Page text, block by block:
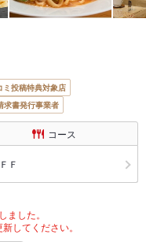
ミ投稿特典対象店
求書発行事業者
コース
Ｆ
ました。
してください。